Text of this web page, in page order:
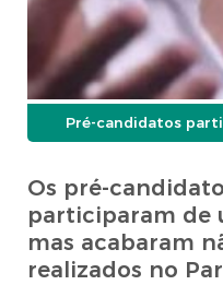
Pré-candidatos
Os pré-
participaram de
mas acabaram
realizados no